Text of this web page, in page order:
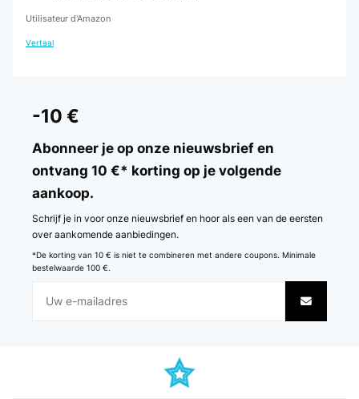
Utilisateur d'Amazon
Vertaal
-10 €
Abonneer je op onze nieuwsbrief en
ontvang 10 €* korting op je volgende
aankoop.
Schrijf je in voor onze nieuwsbrief en hoor als een van de eersten
over aankomende aanbiedingen.
*De korting van 10 € is niet te combineren met andere coupons. Minimale
bestelwaarde 100 €.